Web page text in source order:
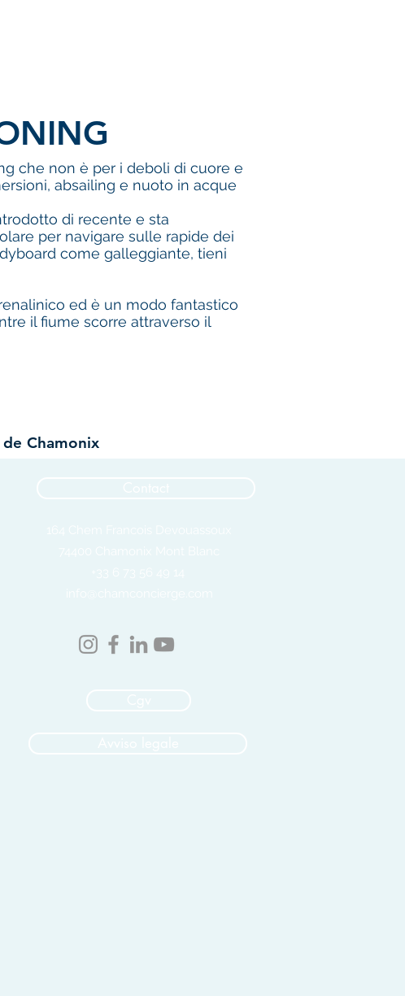
che non è per i deboli di cuore e
absailing e nuoto in acque
di recente e sta
per navigare sulle rapide dei
come galleggiante, tieni
ed è un modo fantastico
il fiume scorre attraverso il
Chamonix